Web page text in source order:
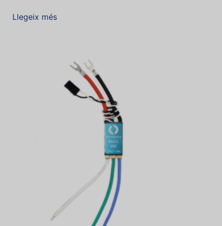
Llegeix més